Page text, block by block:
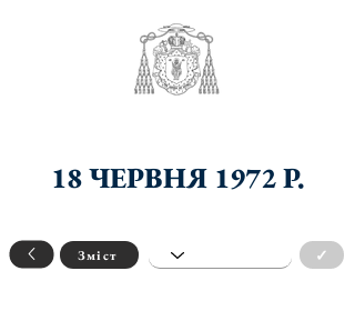
18 ЧЕРВНЯ 1972 Р.
Зміст ✓